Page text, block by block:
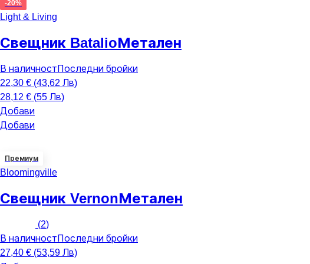
-20%
Light & Living
Свещник BatalioМетален
В наличност Последни бройки
22,30 € (43,62 Лв)
28,12 € (55 Лв)
Добави
Добави
Премиум
Bloomingville
Свещник VernonМетален
(2)
В наличност Последни бройки
27,40 € (53,59 Лв)